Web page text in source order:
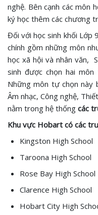
nghệ. Bên cạnh các môn
ký học thêm các chương
Đối với học sinh khối Lớp
chính gồm những môn
học xã hội và nhân văn,
sinh được chọn hai
Những môn tự chọn này
Âm nhạc, Công nghệ,
nằm trong hệ thống các
Khu vực Hobart có các
Kingston High School
Taroona High School
Rose Bay High School
Clarence High School
Hobart City High